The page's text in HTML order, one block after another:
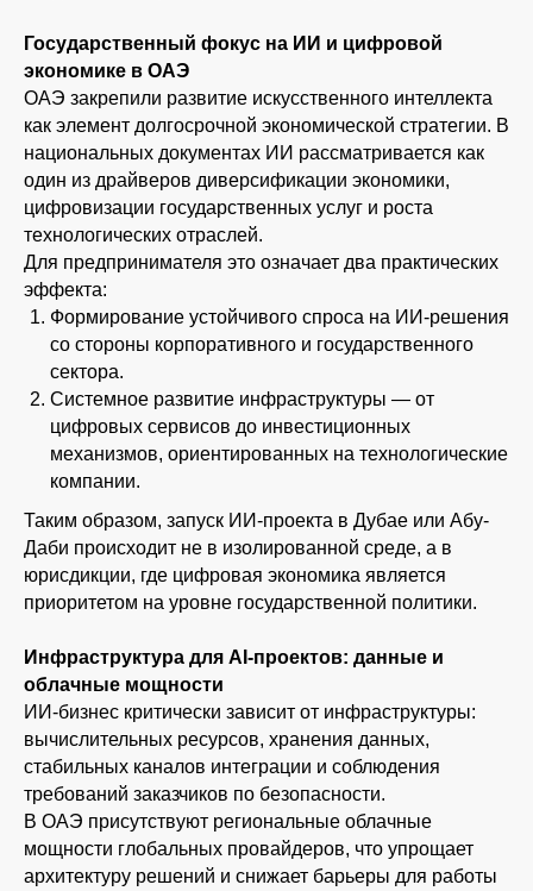
Государственный фокус на ИИ и цифровой
экономике в ОАЭ
ОАЭ закрепили развитие искусственного интеллекта
как элемент долгосрочной экономической стратегии. В
национальных документах ИИ рассматривается как
один из драйверов диверсификации экономики,
цифровизации государственных услуг и роста
технологических отраслей.
Для предпринимателя это означает два практических
эффекта:
Формирование устойчивого спроса на ИИ-решения
со стороны корпоративного и государственного
сектора.
Системное развитие инфраструктуры — от
цифровых сервисов до инвестиционных
механизмов, ориентированных на технологические
компании.
Таким образом, запуск ИИ-проекта в Дубае или Абу-
Даби происходит не в изолированной среде, а в
юрисдикции, где цифровая экономика является
приоритетом на уровне государственной политики.
Инфраструктура для AI-проектов: данные и
облачные мощности
ИИ-бизнес критически зависит от инфраструктуры:
вычислительных ресурсов, хранения данных,
стабильных каналов интеграции и соблюдения
требований заказчиков по безопасности.
В ОАЭ присутствуют региональные облачные
мощности глобальных провайдеров, что упрощает
архитектуру решений и снижает барьеры для работы